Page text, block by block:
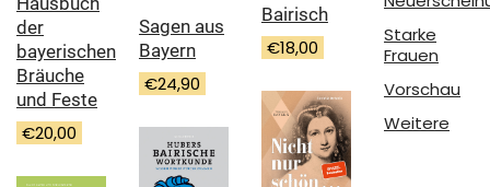
Bairisch
€18,00
Sagen aus
Bayern
€24,90
der
bayerischen
Bräuche
und Feste
€20,00
Starke
Frauen
Vorschau
Weitere